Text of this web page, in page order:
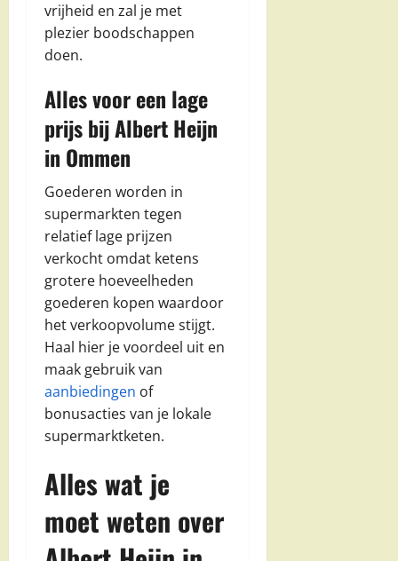
vrijheid en zal je met
plezier boodschappen
doen.
Alles voor een lage
prijs bij Albert Heijn
in Ommen
Goederen worden in
supermarkten tegen
relatief lage prijzen
verkocht omdat ketens
grotere hoeveelheden
goederen kopen waardoor
het verkoopvolume stijgt.
Haal hier je voordeel uit en
maak gebruik van
aanbiedingen of
bonusacties van je lokale
supermarktketen.
Alles wat je
moet weten over